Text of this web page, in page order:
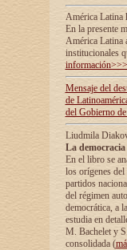
América Latina
En la presente
América Latina
institucionales
información>>>
Mensaje del
de
del Gobierno
Liudmila
La
En el libro se
los orígenes
partidos
del régimen
democrática, а
estudia en
М. Bachelet у
consolidada (